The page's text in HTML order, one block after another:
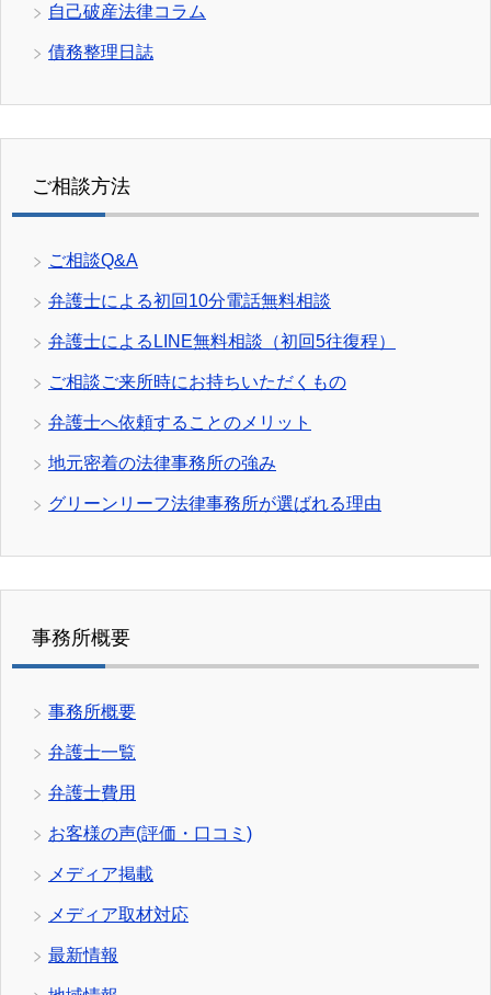
自己破産法律コラム
債務整理日誌
ご相談方法
ご相談Q&A
弁護士による初回10分電話無料相談
弁護士によるLINE無料相談（初回5往復程）
ご相談ご来所時にお持ちいただくもの
弁護士へ依頼することのメリット
地元密着の法律事務所の強み
グリーンリーフ法律事務所が選ばれる理由
事務所概要
事務所概要
弁護士一覧
弁護士費用
お客様の声(評価・口コミ)
メディア掲載
メディア取材対応
最新情報